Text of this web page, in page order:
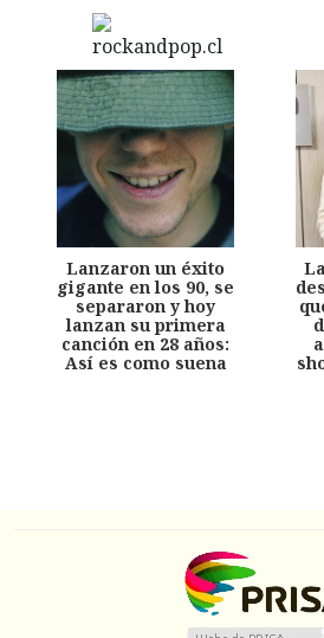
Lanzaron un éxito
gigante en los 90, se
separaron y hoy
lanzan su primera
canción en 28 años:
Así es como suena